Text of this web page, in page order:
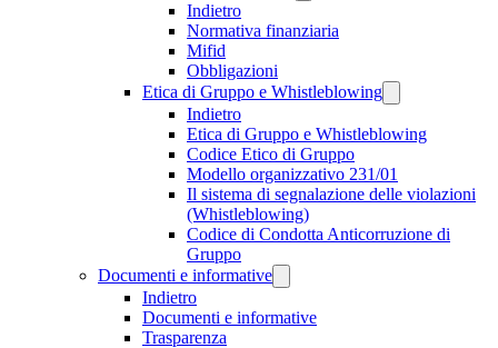
Indietro
Normativa finanziaria
Mifid
Obbligazioni
Etica di Gruppo e Whistleblowing
Indietro
Etica di Gruppo e Whistleblowing
Codice Etico di Gruppo
Modello organizzativo 231/01
Il sistema di segnalazione delle violazioni
(Whistleblowing)
Codice di Condotta Anticorruzione di
Gruppo
Documenti e informative
Indietro
Documenti e informative
Trasparenza